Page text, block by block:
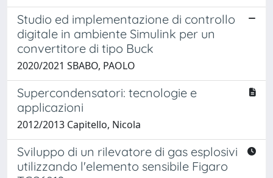
Studio ed implementazione di controllo
digitale in ambiente Simulink per un
convertitore di tipo Buck
2020/2021 SBABO, PAOLO
Supercondensatori: tecnologie e
applicazioni
2012/2013 Capitello, Nicola
Sviluppo di un rilevatore di gas esplosivi
utilizzando l'elemento sensibile Figaro